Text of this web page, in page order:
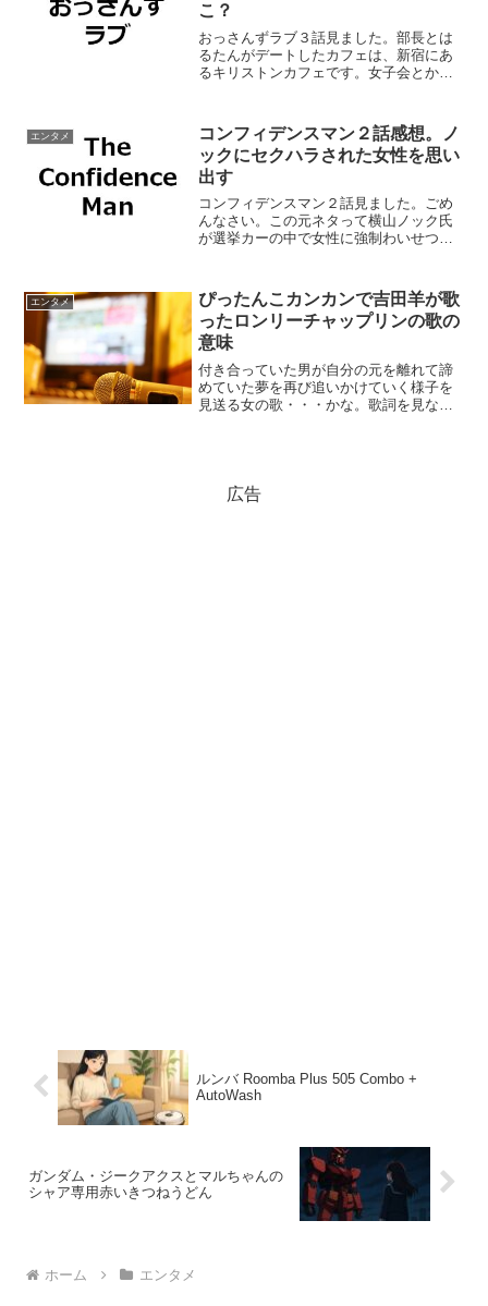
こ？
おっさんずラブ３話見ました。部長とは
るたんがデートしたカフェは、新宿にあ
るキリストンカフェです。女子会とか誕
こんなにおしゃれなカフェって少ないか
ら羨ましい。もし、東京に...
エンタメ
コンフィデンスマン２話感想。ノ
ックにセクハラされた女性を思い
出す
コンフィデンスマン２話見ました。ごめ
んなさい。この元ネタって横山ノック氏
が選挙カーの中で女性に強制わいせつし
たらどう思うだろう？あれからずいぶん
時は過ぎたけれど彼女の心...
エンタメ
ぴったんこカンカンで吉田羊が歌
ったロンリーチャップリンの歌の
意味
付き合っていた男が自分の元を離れて諦
めていた夢を再び追いかけていく様子を
見送る女の歌・・・かな。歌詞を見なが
広告
ルンバ Roomba Plus 505 Combo +
AutoWash
ガンダム・ジークアクスとマルちゃんの
シャア専用赤いきつねうどん
ホーム エンタメ